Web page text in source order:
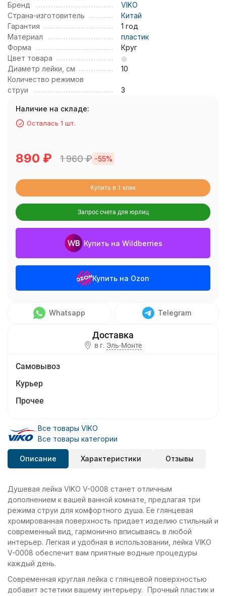
Бренд
VIKO
Страна-изготовитель
Китай
Гарантия
1 год
Материал
пластик
Форма
Круг
Цвет товара
Диаметр лейки, см
10
Количество режимов
струи
3
Наличие на складе:
Осталась 1 шт.
890 ₽ 1 960₽ -55%
Купить в 1 клик
Запрос счета для юрлиц
Купить на Wildberries
Купить на Ozon
Whatsapp Telegram
в г. Эль-Монте
Самовывоз
Курьер
Прочее
Все товары VIKO
Все товары категории
Описание Характеристики Отзывы
Душевая лейка VIKO V-0008 станет отличным
дополнением к вашей ванной комнате, предлагая три
режима струи для комфортного душа. Ее глянцевая
хромированная поверхность придает изделию стильный и
современный вид, гармонично вписываясь в любой
интерьер. Легкая и удобная в использовании, лейка VIKO
V-0008 обеспечит вам приятные водные процедуры
каждый день.
Современная круглая лейка с глянцевой поверхностью
добавит эстетики вашему интерьеру. Прочный пластик и